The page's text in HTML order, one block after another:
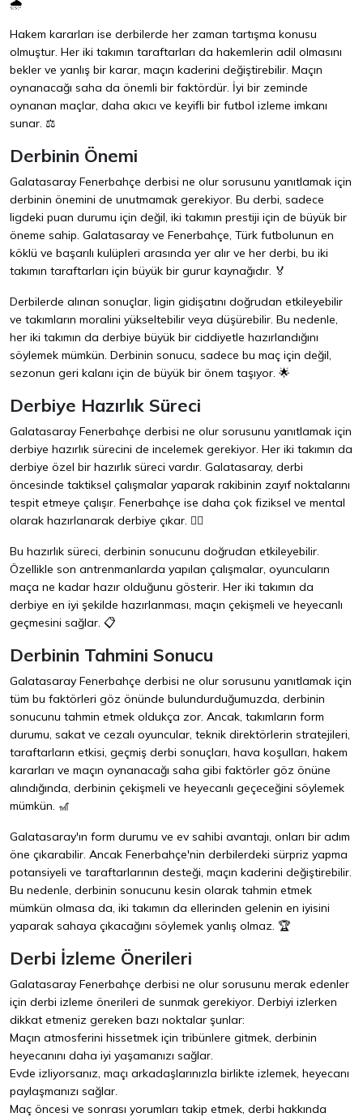
🌧️
Hakem kararları ise derbilerde her zaman tartışma konusu
olmuştur. Her iki takımın taraftarları da hakemlerin adil olmasını
bekler ve yanlış bir karar, maçın kaderini değiştirebilir. Maçın
oynanacağı saha da önemli bir faktördür. İyi bir zeminde
oynanan maçlar, daha akıcı ve keyifli bir futbol izleme imkanı
sunar. ⚖️
Derbinin Önemi
Galatasaray Fenerbahçe derbisi ne olur sorusunu yanıtlamak için
derbinin önemini de unutmamak gerekiyor. Bu derbi, sadece
ligdeki puan durumu için değil, iki takımın prestiji için de büyük bir
öneme sahip. Galatasaray ve Fenerbahçe, Türk futbolunun en
köklü ve başarılı kulüpleri arasında yer alır ve her derbi, bu iki
takımın taraftarları için büyük bir gurur kaynağıdır. 🏅
Derbilerde alınan sonuçlar, ligin gidişatını doğrudan etkileyebilir
ve takımların moralini yükseltebilir veya düşürebilir. Bu nedenle,
her iki takımın da derbiye büyük bir ciddiyetle hazırlandığını
söylemek mümkün. Derbinin sonucu, sadece bu maç için değil,
sezonun geri kalanı için de büyük bir önem taşıyor. 🌟
Derbiye Hazırlık Süreci
Galatasaray Fenerbahçe derbisi ne olur sorusunu yanıtlamak için
derbiye hazırlık sürecini de incelemek gerekiyor. Her iki takımın da
derbiye özel bir hazırlık süreci vardır. Galatasaray, derbi
öncesinde taktiksel çalışmalar yaparak rakibinin zayıf noktalarını
tespit etmeye çalışır. Fenerbahçe ise daha çok fiziksel ve mental
olarak hazırlanarak derbiye çıkar. 🏋️‍♂️
Bu hazırlık süreci, derbinin sonucunu doğrudan etkileyebilir.
Özellikle son antrenmanlarda yapılan çalışmalar, oyuncuların
maça ne kadar hazır olduğunu gösterir. Her iki takımın da
derbiye en iyi şekilde hazırlanması, maçın çekişmeli ve heyecanlı
geçmesini sağlar. 📋
Derbinin Tahmini Sonucu
Galatasaray Fenerbahçe derbisi ne olur sorusunu yanıtlamak için
tüm bu faktörleri göz önünde bulundurduğumuzda, derbinin
sonucunu tahmin etmek oldukça zor. Ancak, takımların form
durumu, sakat ve cezalı oyuncular, teknik direktörlerin stratejileri,
taraftarların etkisi, geçmiş derbi sonuçları, hava koşulları, hakem
kararları ve maçın oynanacağı saha gibi faktörler göz önüne
alındığında, derbinin çekişmeli ve heyecanlı geçeceğini söylemek
mümkün. 🎢
Galatasaray'ın form durumu ve ev sahibi avantajı, onları bir adım
öne çıkarabilir. Ancak Fenerbahçe'nin derbilerdeki sürpriz yapma
potansiyeli ve taraftarlarının desteği, maçın kaderini değiştirebilir.
Bu nedenle, derbinin sonucunu kesin olarak tahmin etmek
mümkün olmasa da, iki takımın da ellerinden gelenin en iyisini
yaparak sahaya çıkacağını söylemek yanlış olmaz. 🏆
Derbi İzleme Önerileri
Galatasaray Fenerbahçe derbisi ne olur sorusunu merak edenler
için derbi izleme önerileri de sunmak gerekiyor. Derbiyi izlerken
dikkat etmeniz gereken bazı noktalar şunlar:
Maçın atmosferini hissetmek için tribünlere gitmek, derbinin
heyecanını daha iyi yaşamanızı sağlar.
Evde izliyorsanız, maçı arkadaşlarınızla birlikte izlemek, heyecanı
paylaşmanızı sağlar.
Maç öncesi ve sonrası yorumları takip etmek, derbi hakkında